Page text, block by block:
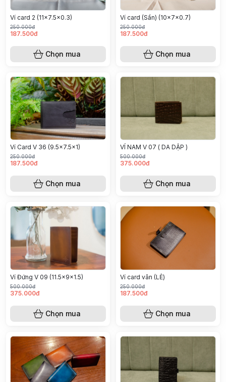
Ví card 2 (11x7.5x0.3)
250.000đ
187.500đ
Chọn mua
Ví card (Sần) (10x7x0.7)
250.000đ
187.500đ
Chọn mua
Ví Card V 36 (9.5x7.5x1)
250.000đ
187.500đ
Chọn mua
VÍ NAM V 07 ( DA DẬP )
500.000đ
375.000đ
Chọn mua
Ví Đứng V 09 (11.5x9x1.5)
500.000đ
375.000đ
Chọn mua
Ví card vân (LẺ)
250.000đ
187.500đ
Chọn mua